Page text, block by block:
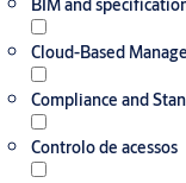
BIM and
Cloud-Based
Compliance and
Controlo de acessos